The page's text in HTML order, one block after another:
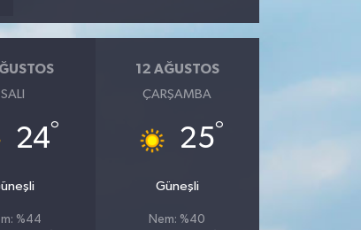
SALI
24°
%44
12 AĞUSTOS
ÇARŞAMBA
25°
Güneşli
Nem: %40